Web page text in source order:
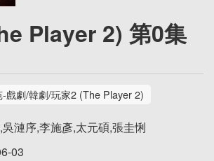
Player 2) 第0集
-戲劇/韓劇/玩家2 (The Player 2)
漣序,李施彥,太元碩,張圭悧
03